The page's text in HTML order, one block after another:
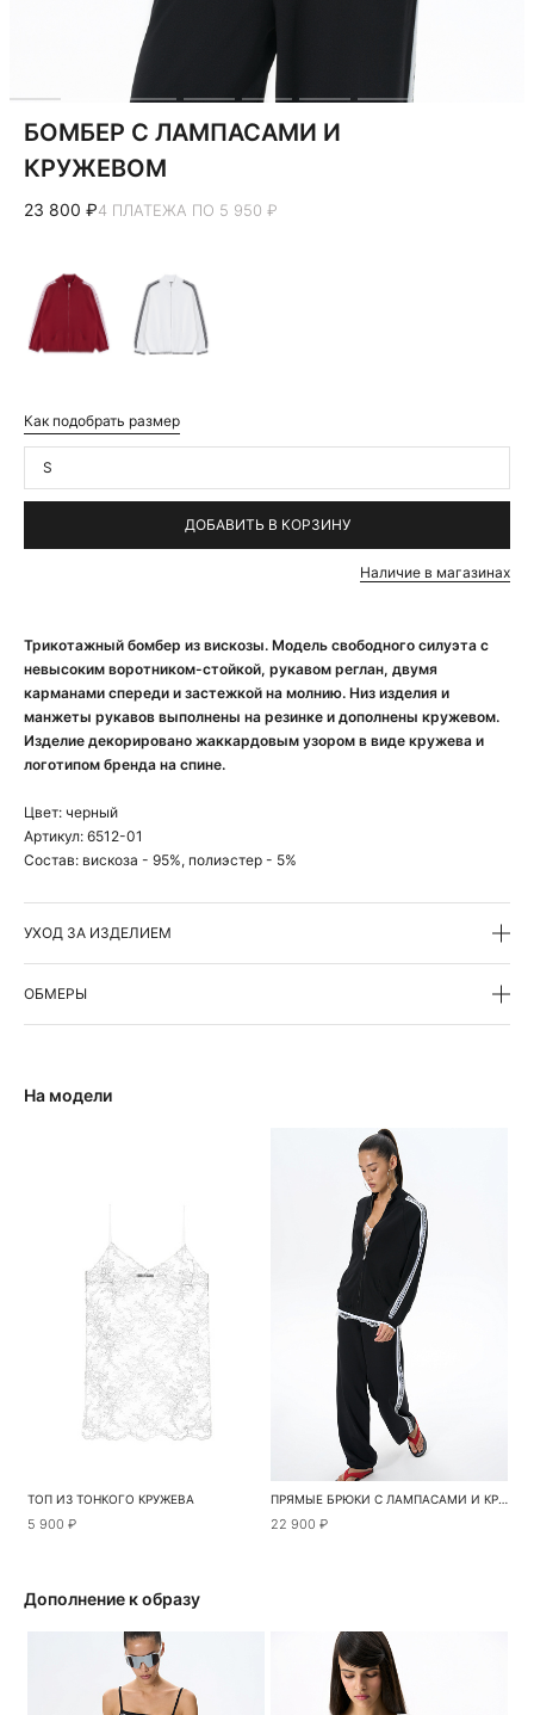
Трикотажный бомбер из вискозы. Модель свободного силуэта с
невысоким воротником-стойкой, рукавом реглан, двумя
карманами спереди и застежкой на молнию. Низ изделия и
манжеты рукавов выполнены на резинке и дополнены кружевом.
Изделие декорировано жаккардовым узором в виде кружева и
логотипом бренда на спине.
Цвет: черный
Артикул: 6512-01
Состав: вискоза - 95%, полиэстер - 5%
УХОД ЗА ИЗДЕЛИЕМ
ОБМЕРЫ
БОМБЕР С ЛАМПАСАМИ И
КРУЖЕВОМ
23 800 ₽4 ПЛАТЕЖА ПО 5 950 ₽
Как подобрать размер
S
ДОБАВИТЬ В КОРЗИНУ
Наличие в магазинах
На модели
ТОП ИЗ ТОНКОГО КРУЖЕВА
5 900 ₽
ПРЯМЫЕ БРЮКИ С ЛАМПАСАМИ И КРУЖЕВОМ
22 900 ₽
Дополнение к образу